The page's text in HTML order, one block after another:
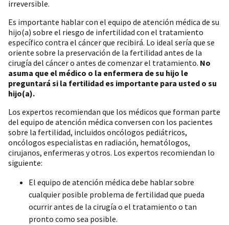
irreversible.
Es importante hablar con el equipo de atención médica de su
hijo(a) sobre el riesgo de infertilidad con el tratamiento
específico contra el cáncer que recibirá. Lo ideal sería que se
oriente sobre la preservación de la fertilidad antes de la
cirugía del cáncer o antes de comenzar el tratamiento. No
asuma que el médico o la enfermera de su hijo le
preguntará si la fertilidad es importante para usted o su
hijo(a).
Los expertos recomiendan que los médicos que forman parte
del equipo de atención médica conversen con los pacientes
sobre la fertilidad, incluidos oncólogos pediátricos,
oncólogos especialistas en radiación, hematólogos,
cirujanos, enfermeras y otros. Los expertos recomiendan lo
siguiente:
El equipo de atención médica debe hablar sobre
cualquier posible problema de fertilidad que pueda
ocurrir antes de la cirugía o el tratamiento o tan
pronto como sea posible.